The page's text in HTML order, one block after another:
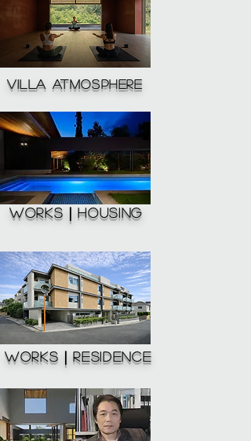
Villa atmosphere
WORKS｜Housing
WORKS｜residence